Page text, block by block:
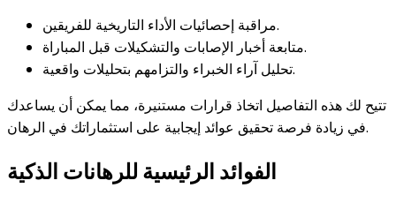
مراقبة إحصائيات الأداء التاريخية للفريقين.
متابعة أخبار الإصابات والتشكيلات قبل المباراة.
تحليل آراء الخبراء والتزامهم بتحليلات واقعية.
تتيح لك هذه التفاصيل اتخاذ قرارات مستنيرة، مما يمكن أن يساعدك
في زيادة فرصة تحقيق عوائد إيجابية على استثماراتك في الرهان.
الفوائد الرئيسية للرهانات الذكية